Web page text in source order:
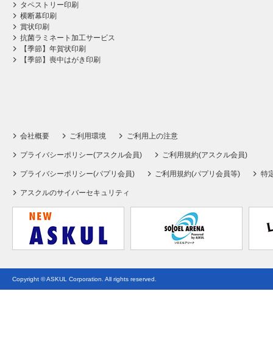
タペストリー印刷
横断幕印刷
賞状印刷
抗菌ラミネート加工サービス
【季節】年賀状印刷
【季節】喪中はがき印刷
会社概要 ご利用環境 ご利用上の注意
プライバシーポリシー(アスクル会員) ご利用規約(アスクル会員)
プライバシーポリシー(パプリ会員) ご利用規約(パプリ会員等) 特
アスクルのサイバーセキュリティ
Copyright © ASKUL Corporation. All rights reserved.